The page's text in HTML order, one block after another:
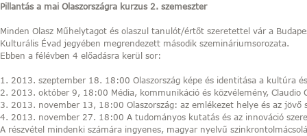
Pillantás a mai Olaszországra kurzus 2. szemeszter
Minden Olasz Műhelytagot és olaszul tanulót/értőt szeretettel vár a
Kulturális Évad jegyében megrendezett második szemináriumsorozata.
Ebben a félévben 4 előadásra kerül sor:
1. 2013. szeptember 18. 18:00 Olaszország képe és identitása a kultúra
2. 2013. október 9, 18:00 Média, kommunikáció és közvélemény, Claudio
3. 2013. november 13, 18:00 Olaszország: az emlékezet helye és az jövő
4. 2013. november 27. 18:00 A tudományos kutatás és az innováció
A részvétel mindenki számára ingyenes, magyar nyelvű